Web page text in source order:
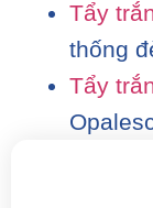
Tẩy
thống
Tẩy